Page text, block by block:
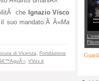
che Ignazio Visco
suo mandato:Â Â«Ma
di Vicenza
Fondazione
VVox.it